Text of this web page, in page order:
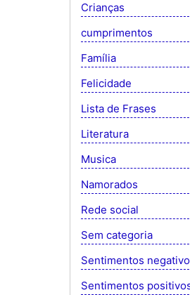
Crianças
cumprimentos
Família
Felicidade
Lista de Frases
Literatura
Musica
Namorados
Rede social
Sem categoria
Sentimentos
Sentimentos